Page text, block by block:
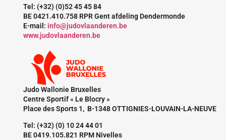
Tel: (+32) (0)52 45 45 84
BE 0421.410.758 RPR Gent afdeling Dendermonde
E-mail: info@judovlaanderen.be
www.judovlaanderen.be
Judo Wallonie Bruxelles
Centre Sportif « Le Blocry »
Place des Sports 1, B-1348 OTTIGNIES-LOUVAIN-LA-NEUVE
Tel: (+32) (0) 10 24 44 01
BE 0419.105.821 RPM Nivelles